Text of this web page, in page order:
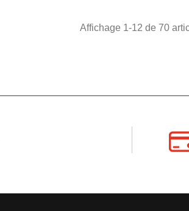
Affichage 1-12 de 70